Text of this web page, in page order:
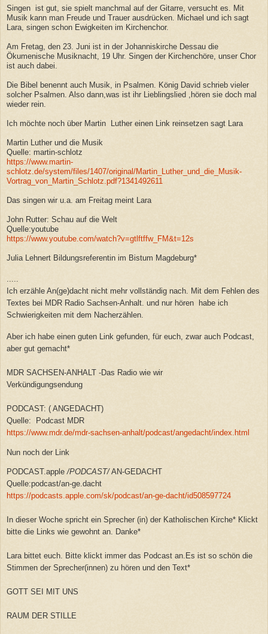
Singen ist gut, sie spielt manchmal auf der Gitarre, versucht es. Mit
Musik kann man Freude und Trauer ausdrücken. Michael und ich sagt
Lara, singen schon Ewigkeiten im Kirchenchor.
Am Fretag, den 23. Juni ist in der Johanniskirche Dessau die
Ökumenische Musiknacht, 19 Uhr. Singen der Kirchenchöre, unser Chor
ist auch dabei.
Die Bibel benennt auch Musik, in Psalmen. König David schrieb vieler
solcher Psalmen. Also dann,was ist ihr Lieblingslied ,hören sie doch mal
wieder rein.
Ich möchte noch über Martin Luther einen Link reinsetzen sagt Lara
Martin Luther und die Musik
Quelle: martin-schlotz
https://www.martin-
schlotz.de/system/files/1407/original/Martin_Luther_und_die_Musik-
Vortrag_von_Martin_Schlotz.pdf?1341492611
Das singen wir u.a. am Freitag meint Lara
John Rutter: Schau auf die Welt
Quelle:youtube
https://www.youtube.com/watch?v=gtlftffw_FM&t=12s
Julia Lehnert Bildungsreferentin im Bistum Magdeburg*
Ich erzähle An(ge)dacht nicht mehr vollständig nach. Mit dem Fehlen des
Textes bei MDR Radio Sachsen-Anhalt. und nur hören habe ich
Schwierigkeiten mit dem Nacherzählen.
Aber ich habe einen guten Link gefunden, für euch, zwar auch Podcast,
aber gut gemacht*
MDR SACHSEN-ANHALT -Das Radio wie wir
Verkündigungsendung
PODCAST: ( ANGEDACHT)
Quelle: Podcast MDR
https://www.mdr.de/mdr-sachsen-anhalt/podcast/angedacht/index.html
Nun noch der Link
PODCAST.apple /PODCAST/AN-GEDACHT
Quelle:podcast/an-ge.dacht
https://podcasts.apple.com/sk/podcast/an-ge-dacht/id508597724
In dieser Woche spricht ein Sprecher (in) der Katholischen Kirche* Klickt
bitte die Links wie gewohnt an. Danke*
Lara bittet euch. Bitte klickt immer das Podcast an.Es ist so schön die
Stimmen der Sprecher(innen) zu hören und den Text*
GOTT SEI MIT UNS
RAUM DER STILLE